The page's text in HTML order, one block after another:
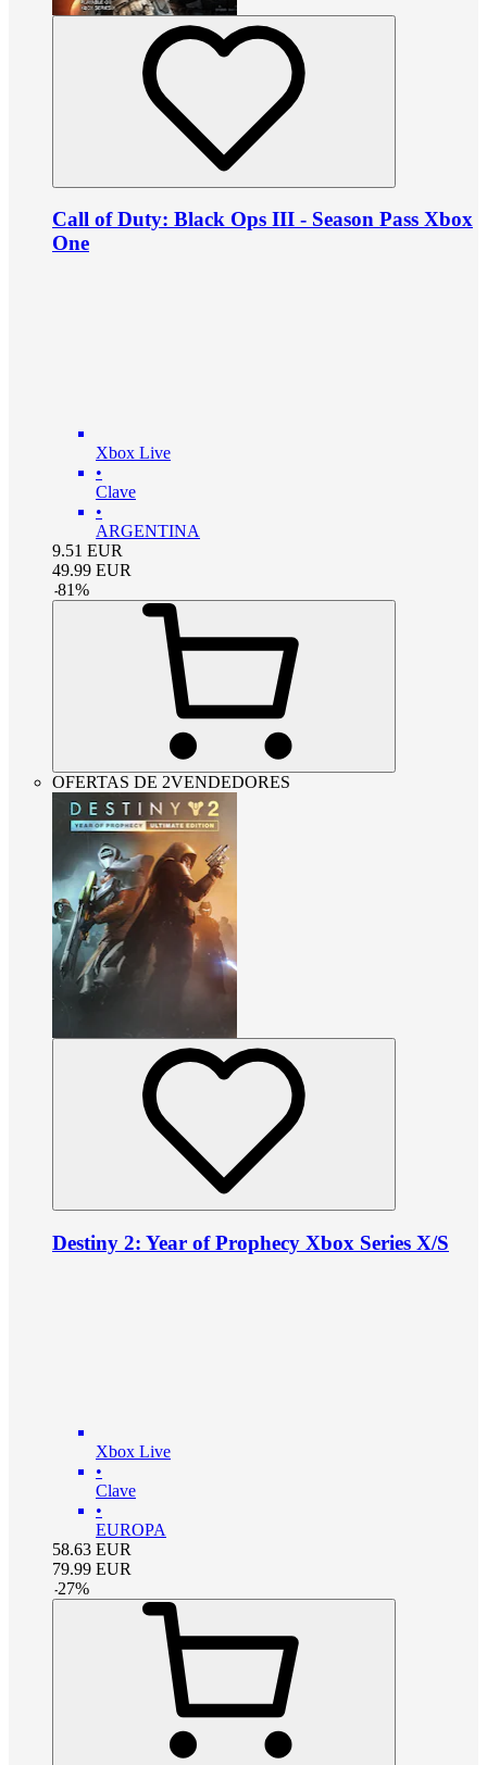
Call of Duty: Black Ops III - Season Pass Xbox
One
Xbox Live
•
Clave
•
ARGENTINA
9.51 EUR
49.99 EUR
-81%
OFERTAS DE 2VENDEDORES
Destiny 2: Year of Prophecy Xbox Series X/S
Xbox Live
•
Clave
•
EUROPA
58.63 EUR
79.99 EUR
-27%